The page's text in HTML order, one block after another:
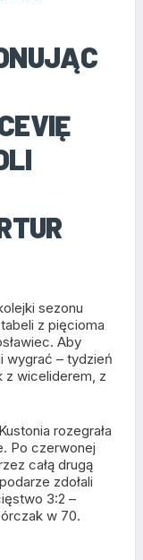
sezonu
z pięcioma
Aby
wygrać – tydzień
z wiceliderem, z
rozegrała
Po czerwonej
całą drugą
zdołali
3:2 –
w 70.